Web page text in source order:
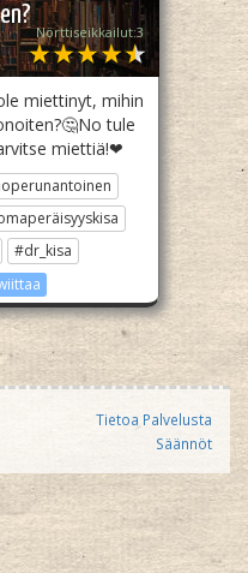
Nörttiseikkailut:3
miettinyt, mihin
tule
miettiä!❤
#dr_kisa
Tietoa Palvelusta
Säännöt